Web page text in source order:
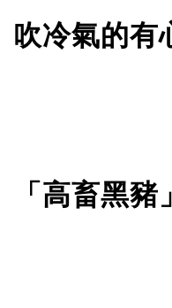
吹冷氣的有
「高畜黑